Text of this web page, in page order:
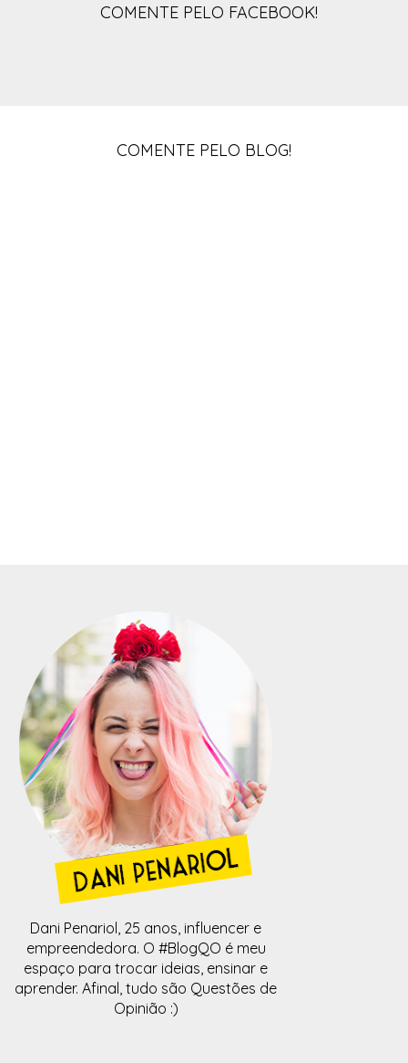
COMENTE PELO FACEBOOK!
COMENTE PELO BLOG!
Dani Penariol, 25 anos, influencer e
empreendedora. O #BlogQO é meu
espaço para trocar ideias, ensinar e
aprender. Afinal, tudo são Questões de
Opinião :)